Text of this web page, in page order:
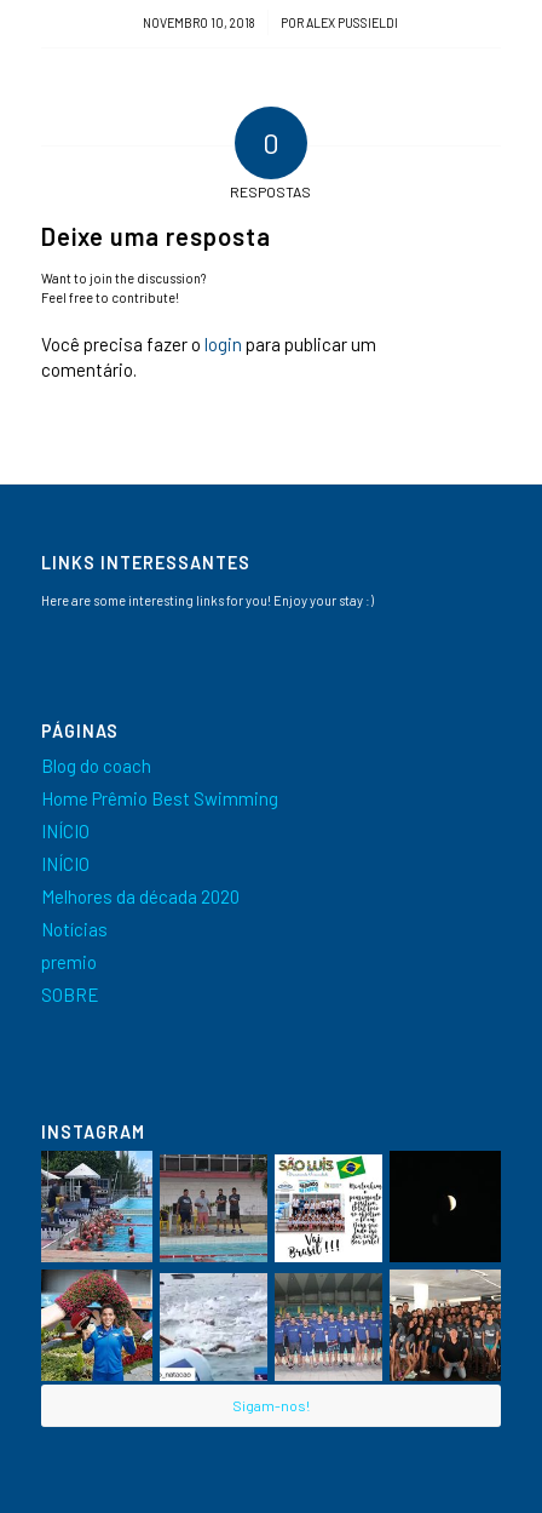
NOVEMBRO 10, 2018
/ PORALEX PUSSIELDI
0
RESPOSTAS
Deixe uma resposta
Want to join the discussion?
Feel free to contribute!
Você precisa fazer o login para publicar um
comentário.
LINKS INTERESSANTES
Here are some interesting links for you! Enjoy your stay :)
PÁGINAS
Blog do coach
Home Prêmio Best Swimming
INÍCIO
INÍCIO
Melhores da década 2020
Notícias
premio
SOBRE
INSTAGRAM
Sigam-nos!